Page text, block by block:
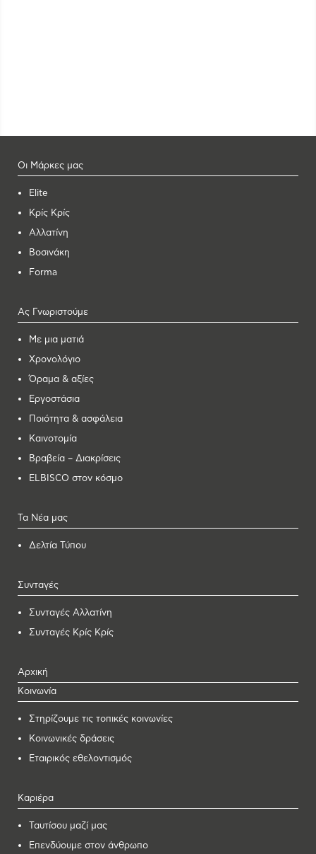
Οι Μάρκες μας
Elite
Κρίς Κρίς
Αλλατίνη
Βοσινάκη
Forma
Ας Γνωριστούμε
Με μια ματιά
Χρονολόγιο
Όραμα & αξίες
Εργοστάσια
Ποιότητα & ασφάλεια
Καινοτομία
Βραβεία – Διακρίσεις
ELBISCO στον κόσμο
Τα Νέα μας
Δελτία Τύπου
Συνταγές
Συνταγές Αλλατίνη
Συνταγές Κρίς Κρίς
Αρχική
Κοινωνία
Στηρίζουμε τις τοπικές κοινωνίες
Κοινωνικές δράσεις
Εταιρικός εθελοντισμός
Καριέρα
Ταυτίσου μαζί μας
Επενδύουμε στον άνθρωπο